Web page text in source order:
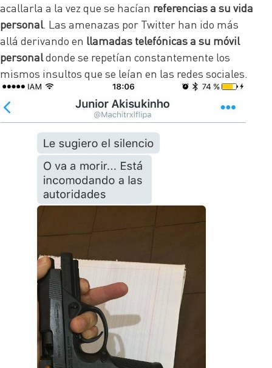
acallarla a la vez que se hacían referencias a su vida
personal. Las amenazas por Twitter han ido más
allá derivando en llamadas telefónicasa su móvil
personaldonde se repetían constantemente los
mismos insultos que se leían en las redes sociales.